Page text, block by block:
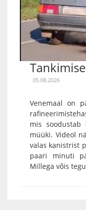
05.08.2026
Venemaal on
mis soodustab
müüki. Videol
valas kanistrist
paari minuti
Millega võis